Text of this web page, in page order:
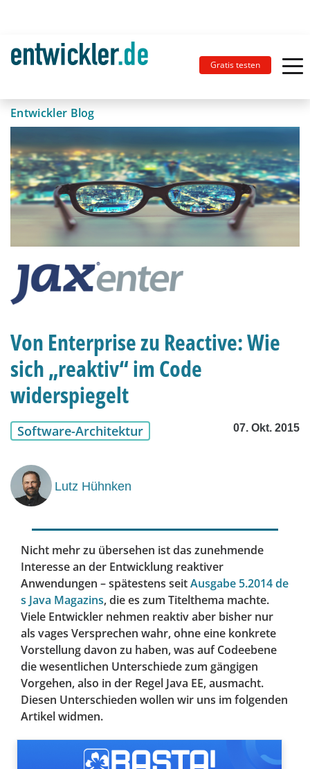
Gratis testen
Entwickler Blog
Von Enterprise zu Reactive: Wie
sich „reaktiv“ im Code
widerspiegelt
Software-Architektur 07. Okt. 2015
Lutz Hühnken
Nicht mehr zu übersehen ist das zunehmende
Interesse an der Entwicklung reaktiver
Anwendungen – spätestens seitAusgabe 5.2014 de
s Java Magazins, die es zum Titelthema machte.
Viele Entwickler nehmen reaktiv aber bisher nur
als vages Versprechen wahr, ohne eine konkrete
Vorstellung davon zu haben, was auf Codeebene
die wesentlichen Unterschiede zum gängigen
Vorgehen, also in der Regel Java EE, ausmacht.
Diesen Unterschieden wollen wir uns im folgenden
Artikel widmen.